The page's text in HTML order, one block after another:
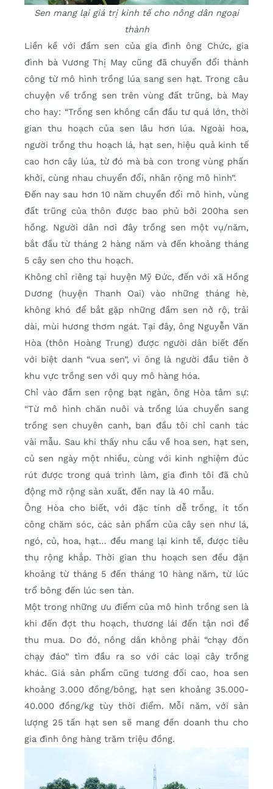
Sen mang lại giá trị kinh tế cho nông dân ngoại
thành
Liền kề với đầm sen của gia đình ông Chức, gia
đình bà Vương Thị May cũng đã chuyển đổi thành
công từ mô hình trồng lúa sang sen hạt. Trong câu
chuyện về trồng sen trên vùng đất trũng, bà May
cho hay: “Trồng sen không cần đầu tư quá lớn, thời
gian thu hoạch của sen lâu hơn lúa. Ngoài hoa,
người trồng thu hoạch lá, hạt sen, hiệu quả kinh tế
cao hơn cây lúa, từ đó mà bà con trong vùng phấn
khởi, cùng nhau chuyển đổi, nhân rộng mô hình”.
Đến nay sau hơn 10 năm chuyển đổi mô hình, vùng
đất trũng của thôn được bao phủ bởi 200ha sen
hồng. Người dân nơi đây trồng sen một vụ/năm,
bắt đầu từ tháng 2 hàng năm và đến khoảng tháng
5 cây sen cho thu hoạch.
Không chỉ riêng tại huyện Mỹ Đức, đến với xã Hồng
Dương (huyện Thanh Oai) vào những tháng hè,
không khó để bắt gặp những đầm sen nở rộ, trải
dài, mùi hương thơm ngát. Tại đây, ông Nguyễn Văn
Hòa (thôn Hoàng Trung) được người dân biết đến
với biệt danh “vua sen”, vì ông là người đầu tiên ở
khu vực trồng sen với quy mô hàng hóa.
Chỉ vào đầm sen rộng bạt ngàn, ông Hòa tâm sự:
“Từ mô hình chăn nuôi và trồng lúa chuyển sang
trồng sen chuyên canh, ban đầu tôi chỉ canh tác
vài mẫu. Sau khi thấy nhu cầu về hoa sen, hạt sen,
củ sen ngày một nhiều, cùng với kinh nghiệm đúc
rút được trong quá trình làm, gia đình tôi đã chủ
động mở rộng sản xuất, đến nay là 40 mẫu.
Ông Hòa cho biết, với đặc tính dễ trồng, ít tốn
công chăm sóc, các sản phẩm của cây sen như lá,
ngó, củ, hoa, hạt… đều mang lại kinh tế, được tiêu
thụ rộng khắp. Thời gian thu hoạch sen đều đặn
khoảng từ tháng 5 đến tháng 10 hàng năm, từ lúc
trổ bông đến lúc sen tàn.
Một trong những ưu điểm của mô hình trồng sen là
khi đến đợt thu hoạch, thương lái đến tận nơi để
thu mua. Do đó, nông dân không phải “chạy đôn
chạy đáo” tìm đầu ra so với các loại cây trồng
khác. Giá sản phẩm cũng tương đối cao, hoa sen
khoảng 3.000 đồng/bông, hạt sen khoảng 35.000-
40.000 đồng/kg tùy thời điểm. Mỗi năm, với sản
lượng 25 tấn hạt sen sẽ mang đến doanh thu cho
gia đình ông hàng trăm triệu đồng.